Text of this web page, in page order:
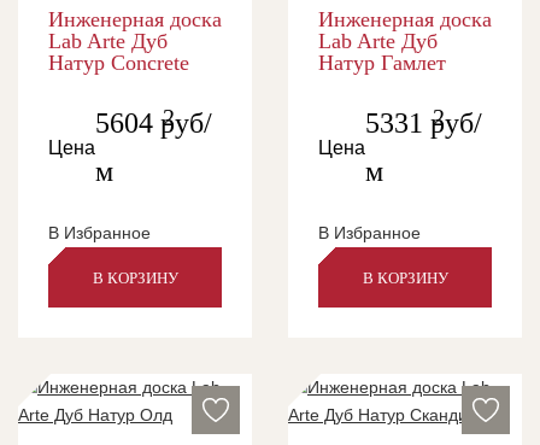
Инженерная доска
Lab Arte Дуб
Натур Concrete
Цена
5604 руб/
м
2
В Избранное
В КОРЗИНУ
Инженерная доска
Lab Arte Дуб
Натур Гамлет
Цена
5331 руб/
м
2
В Избранное
В КОРЗИНУ